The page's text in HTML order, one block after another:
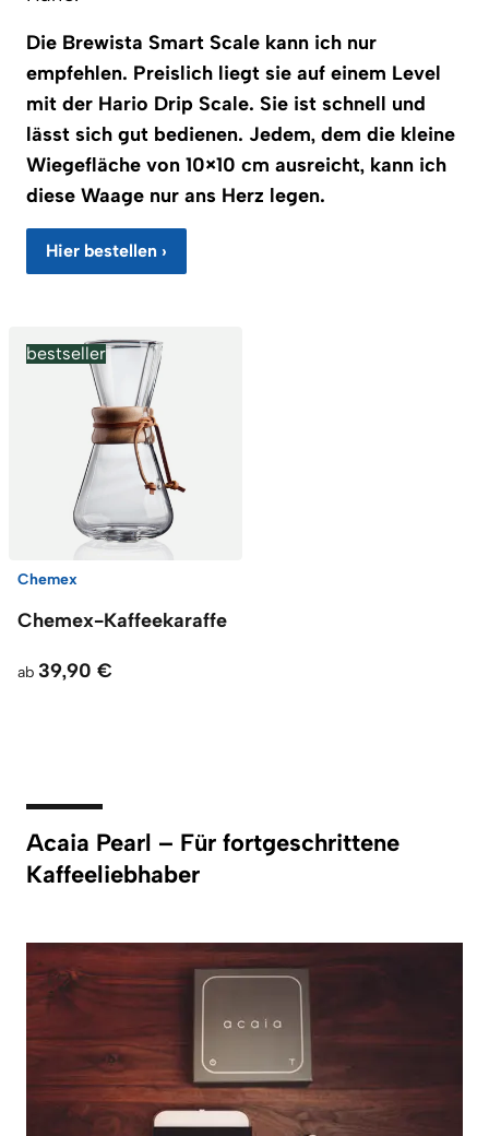
Die Brewista Smart Scale kann ich nur
empfehlen. Preislich liegt sie auf einem Level
mit der Hario Drip Scale. Sie ist schnell und
lässt sich gut bedienen. Jedem, dem die kleine
Wiegefläche von 10×10 cm ausreicht, kann ich
diese Waage nur ans Herz legen.
Hier bestellen ›
bestseller
Chemex
Chemex-Kaffeekaraffe
ab 39,90 €
Acaia Pearl – Für fortgeschrittene
Kaffeeliebhaber